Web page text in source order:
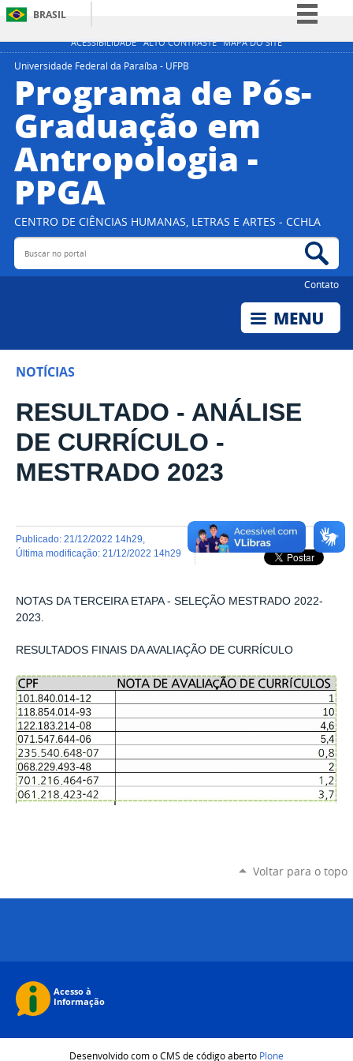
ACESSIBILIDADE ALTO CONTRASTE MAPA DO SITE
BRASIL
Simplifique!
Participe
Legislação
Canais
Universidade Federal da Paraíba - UFPB
Programa de Pós-
Graduação em
Antropologia -
PPGA
CENTRO DE CIÊNCIAS HUMANAS, LETRAS E ARTES - CCHLA
Buscar no portal
Contato
NOTÍCIAS
RESULTADO - ANÁLISE
DE CURRÍCULO -
MESTRADO 2023
publicado: 21/12/2022 14h29
última modificação: 21/12/2022 14h29
NOTAS DA TERCEIRA ETAPA - SELEÇÃO MESTRADO 2022-
2023.
RESULTADOS FINAIS DA AVALIAÇÃO DE CURRÍCULO
Voltar para o topo
Desenvolvido com o CMS de código aberto Plone